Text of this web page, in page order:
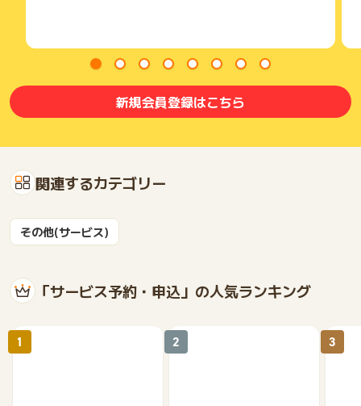
新規会員登録はこちら
関連するカテゴリー
その他(サービス)
「サービス予約・申込」の人気ランキング
1 2 3